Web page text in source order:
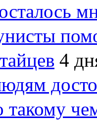
4
такому